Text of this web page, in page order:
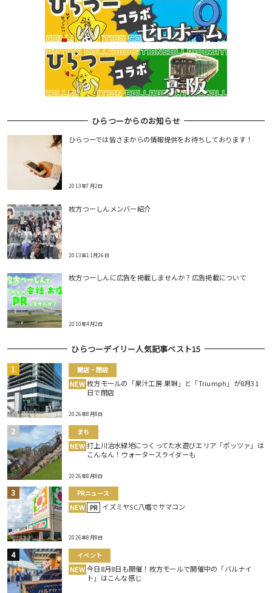
ひらつーからのお知らせ
ひらつーでは皆さまからの情報提供をお待ちしております！
2013年7月2日
枚方つーしんメンバー紹介
2013年11月26日
枚方つーしんに広告を掲載しませんか？広告掲載について
2010年4月2日
ひらつーデイリー人気記事ベスト15
開店・閉店
NEW 枚方モールの「果汁工房 果琳」と「Triumph」が8月31
日で閉店
2026年8月8日
まち
NEW 打上川治水緑地につくってた水遊びエリア「ポッツァ」は
こんなん！ウォータースライダーも
2026年8月8日
PRニュース
NEW PR イズミヤSC八幡でサマコン
2026年8月8日
イベント
NEW 今日8月8日も開催！枚方モールで開催中の「バルナイ
ト」はこんな感じ